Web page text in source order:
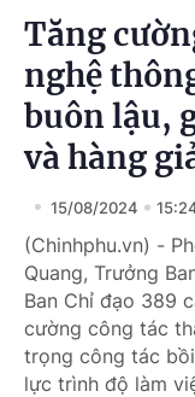
Tăng
nghệ
buôn lậu,
và hàng
15/08/2024
(Chinhphu.vn) -
Quang, Trưởng
Ban Chỉ đạo 389
cường công tác
trọng công tác
lực trình độ làm